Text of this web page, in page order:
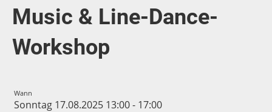
Music & Line-Dance-
Workshop
Wann
Sonntag 17.08.2025 13:00 - 17:00